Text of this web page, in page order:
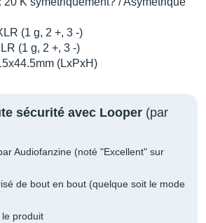
(1 g, 2 +, 3 -)
(1 g, 2 +, 3 -)
(LxPxH)
sécurité avec Looper (par
Audiofanzine (noté "Excellent" sur
de bout en bout (quelque soit le mode
produit